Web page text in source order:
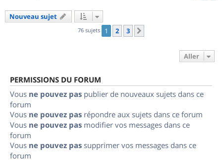
Nouveau sujet
76 sujets 1 2 3
Aller
PERMISSIONS DU FORUM
Vous ne pouvez pas publier de nouveaux sujets dans ce
forum
Vous ne pouvez pas répondre aux sujets dans ce forum
Vous ne pouvez pas modifier vos messages dans ce
forum
Vous ne pouvez pas supprimer vos messages dans ce
forum